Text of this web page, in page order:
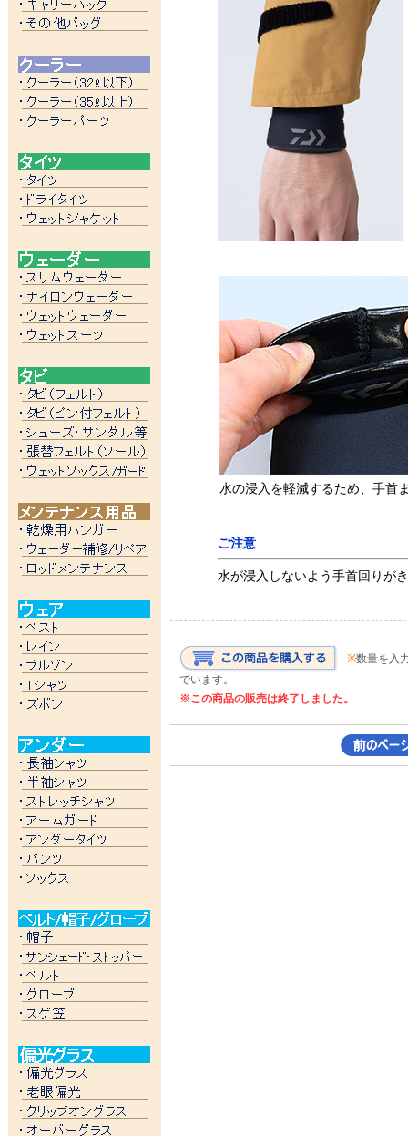
水の浸入を軽減するため、手首
ご注意
水が浸入しないよう手首回りが
※数量を入
でいます。
※この商品の販売は終了しました。